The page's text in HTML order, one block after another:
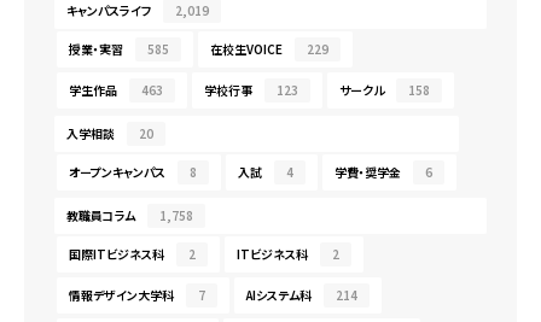
キャンパスライフ 2,019
授業・実習 585 在校生VOICE 229
学生作品 463 学校行事 123 サークル 158
入学相談 20
オープンキャンパス 8 入試 4 学費・奨学金 6
教職員コラム 1,758
国際ITビジネス科 2 ITビジネス科 2
情報デザイン大学科 7 AIシステム科 214